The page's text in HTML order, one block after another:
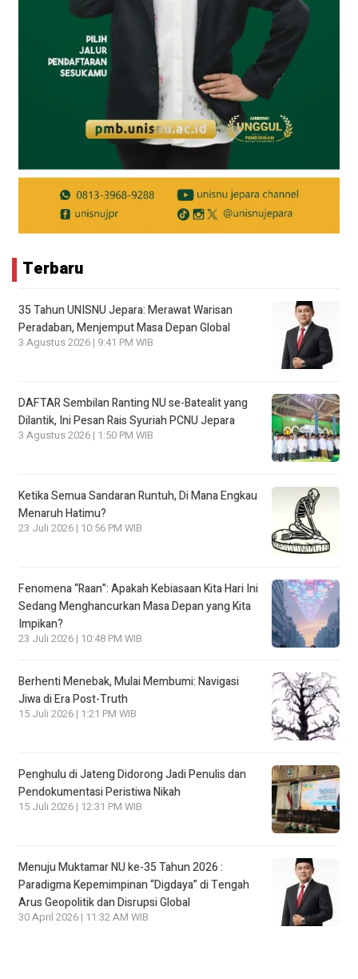
Terbaru
35 Tahun UNISNU Jepara: Merawat Warisan
Peradaban, Menjemput Masa Depan Global
3 Agustus 2026 | 9:41 PM WIB
DAFTAR Sembilan Ranting NU se-Batealit yang
Dilantik, Ini Pesan Rais Syuriah PCNU Jepara
3 Agustus 2026 | 1:50 PM WIB
Ketika Semua Sandaran Runtuh, Di Mana Engkau
Menaruh Hatimu?
23 Juli 2026 | 10:56 PM WIB
Fenomena “Raan”: Apakah Kebiasaan Kita Hari Ini
Sedang Menghancurkan Masa Depan yang Kita
Impikan?
23 Juli 2026 | 10:48 PM WIB
Berhenti Menebak, Mulai Membumi: Navigasi
Jiwa di Era Post-Truth
15 Juli 2026 | 1:21 PM WIB
Penghulu di Jateng Didorong Jadi Penulis dan
Pendokumentasi Peristiwa Nikah
15 Juli 2026 | 12:31 PM WIB
Menuju Muktamar NU ke-35 Tahun 2026 :
Paradigma Kepemimpinan “Digdaya” di Tengah
Arus Geopolitik dan Disrupsi Global
30 April 2026 | 11:32 AM WIB